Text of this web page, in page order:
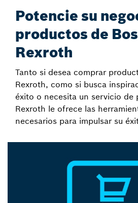
Potencie su
productos de
Rexroth
Tanto si desea comprar
Rexroth, como si busca
éxito o necesita un servicio de
Rexroth le ofrece las
necesarios para impulsar su